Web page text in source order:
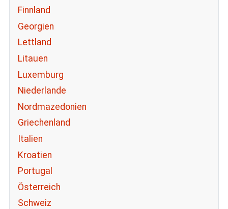
Finnland
Georgien
Lettland
Litauen
Luxemburg
Niederlande
Nordmazedonien
Griechenland
Italien
Kroatien
Portugal
Österreich
Schweiz